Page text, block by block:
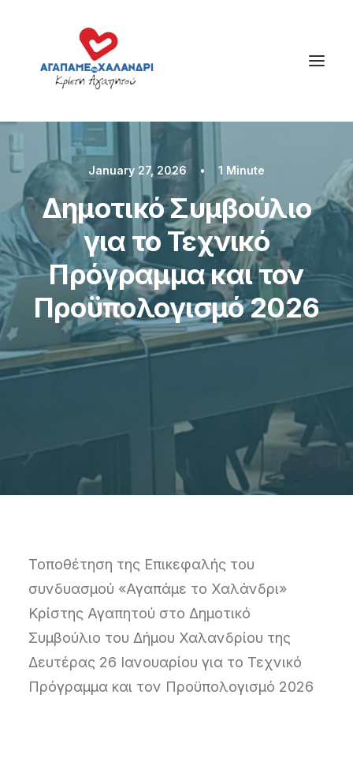
January 27, 2026 • 1 Minute
Δημοτικό Συμβούλιο
για το Τεχνικό
Πρόγραμμα και τον
Προϋπολογισμό 2026
Τοποθέτηση της Επικεφαλής του
συνδυασμού «Αγαπάμε το Χαλάνδρι»
Κρίστης Αγαπητού στο Δημοτικό
Συμβούλιο του Δήμου Χαλανδρίου της
Δευτέρας 26 Ιανουαρίου για το Τεχνικό
Πρόγραμμα και τον Προϋπολογισμό 2026